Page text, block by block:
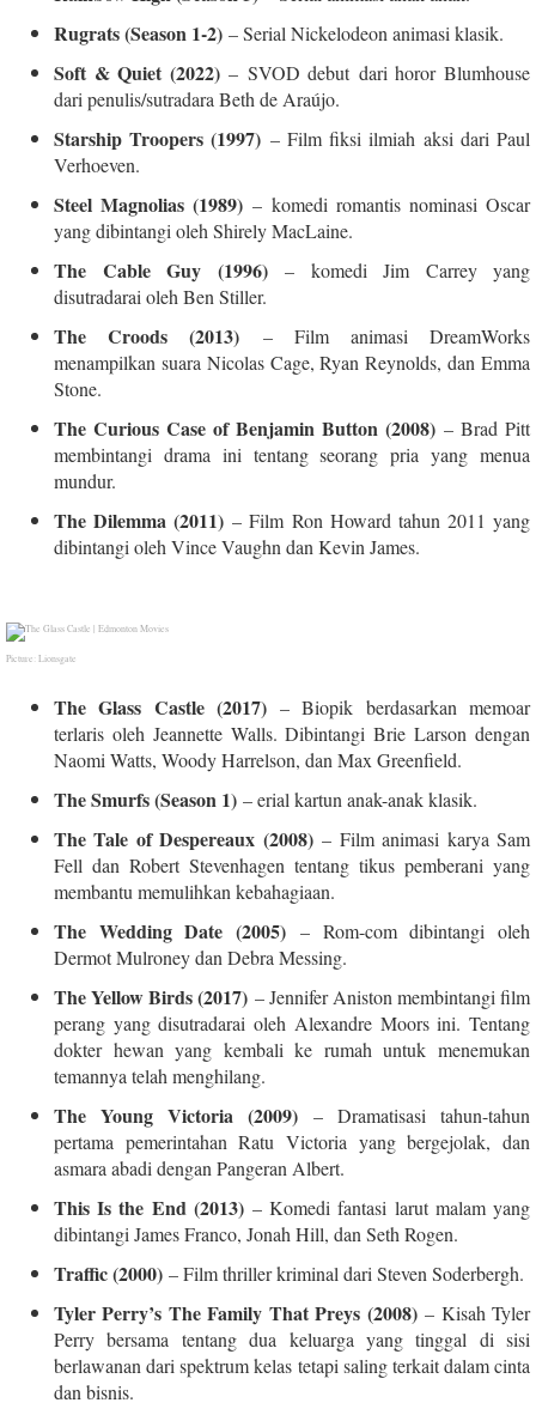
Rugrats (Season 1-2) – Serial Nickelodeon animasi klasik.
Soft & Quiet (2022)– SVOD debut dari horor Blumhouse
dari penulis/sutradara Beth de Araújo.
Starship Troopers (1997) – Film fiksi ilmiah aksi dari Paul
Verhoeven.
Steel Magnolias (1989)– komedi romantis nominasi Oscar
yang dibintangi oleh Shirely MacLaine.
The Cable Guy (1996) – komedi Jim Carrey yang
disutradarai oleh Ben Stiller.
The Croods (2013) – Film animasi DreamWorks
menampilkan suara Nicolas Cage, Ryan Reynolds, dan Emma
Stone.
The Curious Case of Benjamin Button (2008) – Brad Pitt
membintangi drama ini tentang seorang pria yang menua
mundur.
The Dilemma (2011) – Film Ron Howard tahun 2011 yang
dibintangi oleh Vince Vaughn dan Kevin James.
Picture: Lionsgate
The Glass Castle (2017)– Biopik berdasarkan memoar
terlaris oleh Jeannette Walls. Dibintangi Brie Larson dengan
Naomi Watts, Woody Harrelson, dan Max Greenfield.
The Smurfs (Season 1) – erial kartun anak-anak klasik.
The Tale of Despereaux (2008)– Film animasi karya Sam
Fell dan Robert Stevenhagen tentang tikus pemberani yang
membantu memulihkan kebahagiaan.
The Wedding Date (2005) – Rom-com dibintangi oleh
Dermot Mulroney dan Debra Messing.
The Yellow Birds (2017) – Jennifer Aniston membintangi film
perang yang disutradarai oleh Alexandre Moors ini. Tentang
dokter hewan yang kembali ke rumah untuk menemukan
temannya telah menghilang.
The Young Victoria (2009) – Dramatisasi tahun-tahun
pertama pemerintahan Ratu Victoria yang bergejolak, dan
asmara abadi dengan Pangeran Albert.
This Is the End (2013)– Komedi fantasi larut malam yang
dibintangi James Franco, Jonah Hill, dan Seth Rogen.
Traffic (2000) – Film thriller kriminal dari Steven Soderbergh.
Tyler Perry’s The Family That Preys (2008)– Kisah Tyler
Perry bersama tentang dua keluarga yang tinggal di sisi
berlawanan dari spektrum kelas tetapi saling terkait dalam cinta
dan bisnis.